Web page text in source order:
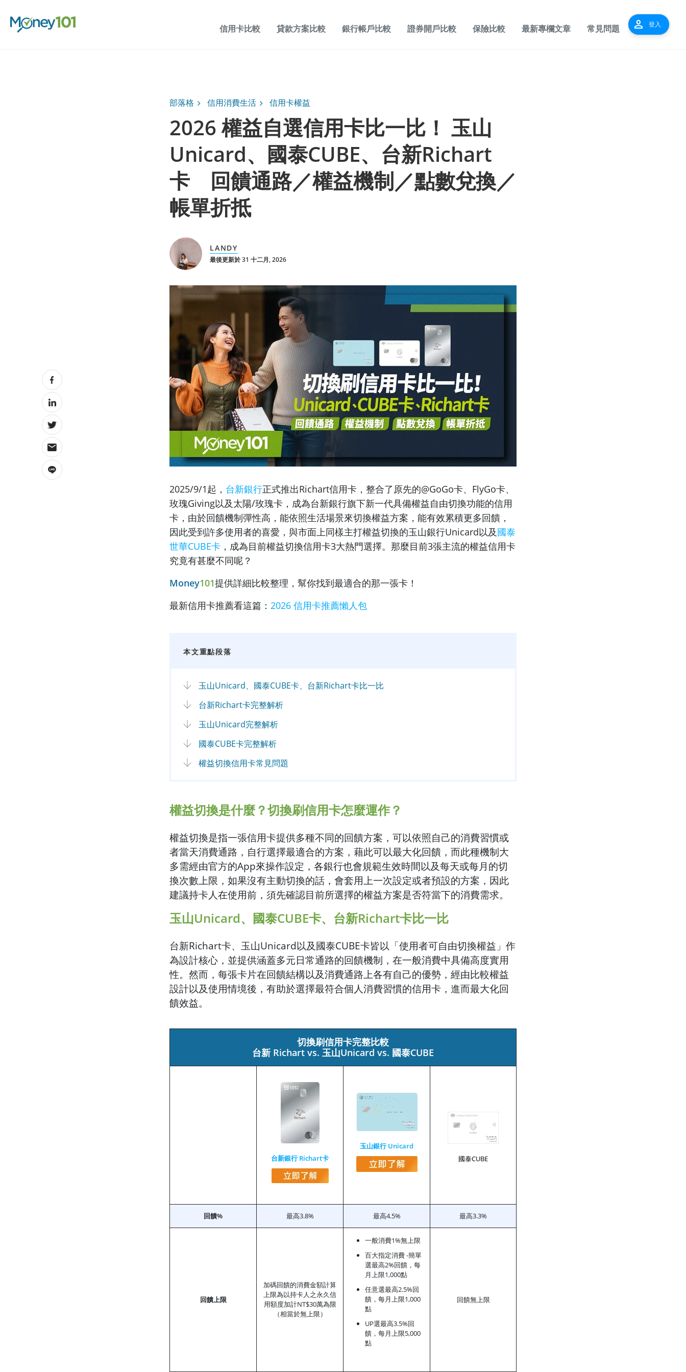
信用卡比較 貸款方案比較 銀行帳戶比較 證券開戶比較 保險比較 最新專欄文章 常見問題 person 登入
部落格 信用消費生活 信用卡權益
2026 權益自選信用卡比一比！ 玉山
Unicard、國泰CUBE、台新Richart
卡 回饋通路／權益機制／點數兌換／
帳單折抵
LANDY
最後更新於 31 十二月, 2026
2025/9/1起， 台新銀行正式推出Richart信用卡，整合了原先的@GoGo卡、FlyGo卡、
玫瑰Giving以及太陽/玫瑰卡，成為台新銀行旗下新一代具備權益自由切換功能的信用
卡，由於回饋機制彈性高，能依照生活場景來切換權益方案，能有效累積更多回饋，
因此受到許多使用者的喜愛，與市面上同樣主打權益切換的玉山銀行Unicard以及國泰
世華CUBE卡 ，成為目前權益切換信用卡3大熱門選擇。那麼目前3張主流的權益信用卡
究竟有甚麼不同呢？
Money101提供詳細比較整理，幫你找到最適合的那一張卡！
最新信用卡推薦看這篇： 2026 信用卡推薦懶人包
本文重點段落
玉山Unicard、國泰CUBE卡、台新Richart卡比一比
台新Richart卡完整解析
玉山Unicard完整解析
國泰CUBE卡完整解析
權益切換信用卡常見問題
權益切換是什麼？切換刷信用卡怎麼運作？
權益切換是指一張信用卡提供多種不同的回饋方案，可以依照自己的消費習慣或
者當天消費通路，自行選擇最適合的方案，藉此可以最大化回饋，而此種機制大
多需經由官方的App來操作設定，各銀行也會規範生效時間以及每天或每月的切
換次數上限，如果沒有主動切換的話，會套用上一次設定或者預設的方案，因此
建議持卡人在使用前，須先確認目前所選擇的權益方案是否符當下的消費需求。
玉山Unicard、國泰CUBE卡、台新Richart卡比一比
台新Richart卡、玉山Unicard以及國泰CUBE卡皆以「使用者可自由切換權益」作
為設計核心，並提供涵蓋多元日常通路的回饋機制，在一般消費中具備高度實用
性。然而，每張卡片在回饋結構以及消費通路上各有自己的優勢，經由比較權益
設計以及使用情境後，有助於選擇最符合個人消費習慣的信用卡，進而最大化回
饋效益。
切換刷信用卡完整比較
台新 Richart vs. 玉山Unicard vs. 國泰CUBE
台新銀行 Richart卡
玉山銀行 Unicard
國泰CUBE
回饋% 最高3.8% 最高4.5% 最高3.3%
回饋上限
加碼回饋的消費金額計算
上限為以持卡人之永久信
用額度加計NT$30萬為限
（相當於無上限）
一般消費1%無上限
百大指定消費 -簡單
選最高2%回饋，每
月上限1,000點
任意選最高2.5%回
饋，每月上限1,000
點
UP選最高3.5%回
饋，每月上限5,000
點
回饋無上限